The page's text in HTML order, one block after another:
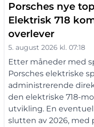
Porsches nye
Elektrisk 718
overlever
5. august 2026 kl. 07:18
Etter måneder med
Porsches elektriske
administrerende
den elektriske 718-
utvikling. En
slutten av 2026,